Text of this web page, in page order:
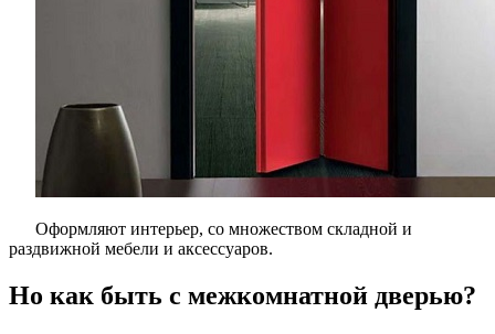
Оформляют интерьер, со множеством складной и
раздвижной мебели и аксессуаров.
Но как быть с межкомнатной дверью?